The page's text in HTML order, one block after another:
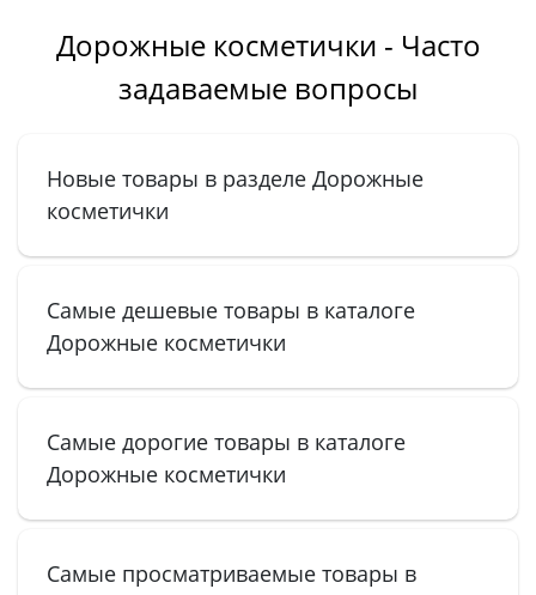
Дорожные косметички - Часто
задаваемые вопросы
Новые товары в разделе Дорожные
косметички
Самые дешевые товары в каталоге
Дорожные косметички
Самые дорогие товары в каталоге
Дорожные косметички
Самые просматриваемые товары в